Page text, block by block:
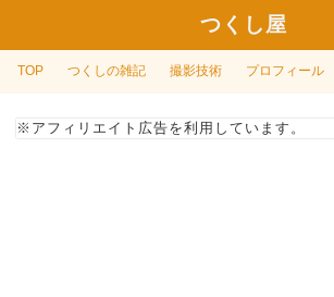
つくし屋
TOP つくしの雑記 撮影技術 プロフィール
※アフィリエイト広告を利用しています。